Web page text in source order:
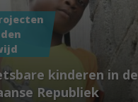
kinderen in de
Republiek